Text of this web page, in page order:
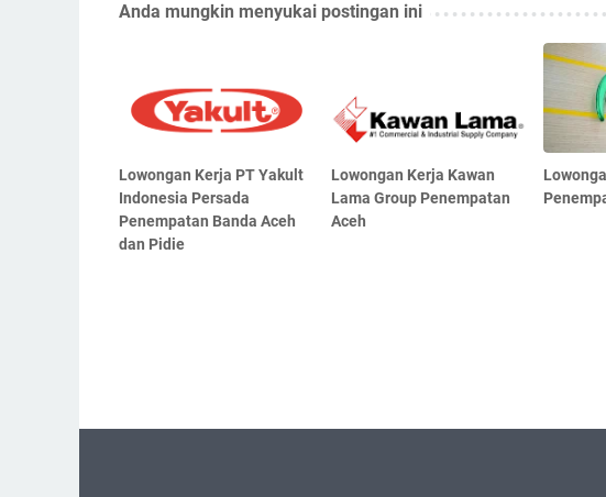
Anda mungkin menyukai postingan ini
Lowongan Kerja PT Yakult
Indonesia Persada
Penempatan Banda Aceh
dan Pidie
Lowongan Kerja Kawan
Lama Group Penempatan
Aceh